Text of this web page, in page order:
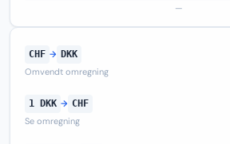
—
CHF → DKK
Omvendt omregning
1 DKK → CHF
Se omregning